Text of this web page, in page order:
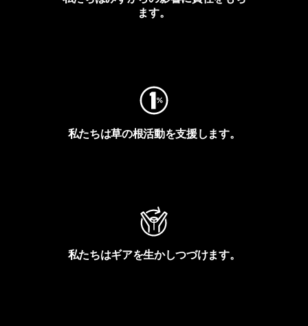
ます。
私たちは草の根活動を支援します。
私たちはギアを生かしつづけます。